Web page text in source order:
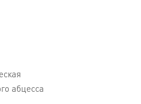
абцесса